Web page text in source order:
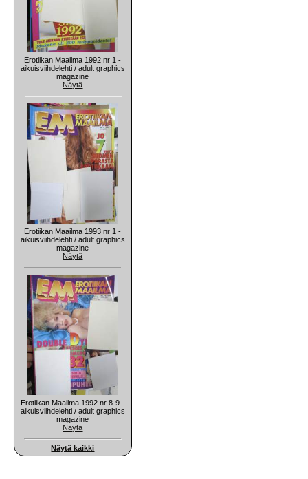
Erotiikan Maailma 1992 nr 1 -
aikuisviihdelehti / adult graphics
magazine
Näytä
Erotiikan Maailma 1993 nr 1 -
aikuisviihdelehti / adult graphics
magazine
Näytä
Erotiikan Maailma 1992 nr 8-9 -
aikuisviihdelehti / adult graphics
magazine
Näytä
Näytä kaikki